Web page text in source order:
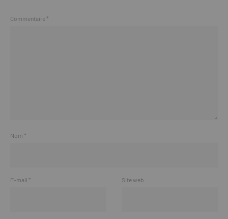
Commentaire *
Nom *
E-mail * Site web